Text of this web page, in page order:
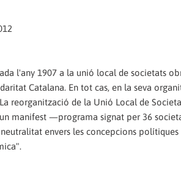
l'any 1907 a la unió local de societats
Catalana. En tot cas, en la seva
reorganització de la Unió Local de
manifest —programa signat per 36
envers les concepcions